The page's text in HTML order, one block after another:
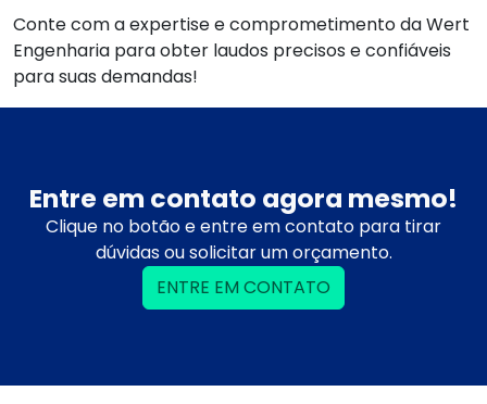
Conte com a expertise e comprometimento da Wert
Engenharia para obter laudos precisos e confiáveis
para suas demandas!
Entre em contato agora mesmo!
Clique no botão e entre em contato para tirar
dúvidas ou solicitar um orçamento.
ENTRE EM CONTATO